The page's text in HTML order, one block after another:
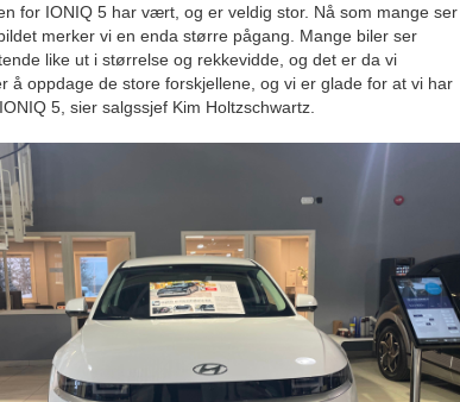
for IONIQ 5 har vært, og er veldig stor. Nå som mange ser
merker vi en enda større pågang. Mange biler ser
like ut i størrelse og rekkevidde, og det er da vi
å oppdage de store forskjellene, og vi er glade for at vi har
5, sier salgssjef Kim Holtzschwartz.